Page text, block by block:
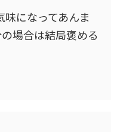
になってあんま
場合は結局褒める